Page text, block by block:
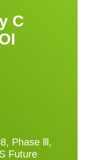
С
Phase lll,
Future